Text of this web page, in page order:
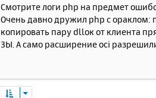
о
б
щ
е
Смотрите логи php на предмет
Очень давно дружил php с ораклом:
копировать пару dllок от клиента
ЗЫ. А само расширение oci